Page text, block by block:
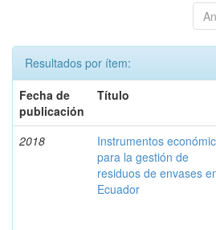
Resultados por ítem:
Fecha de
publicación
Título
2018
Instrumentos
para la gestión de
residuos de envases
Ecuador